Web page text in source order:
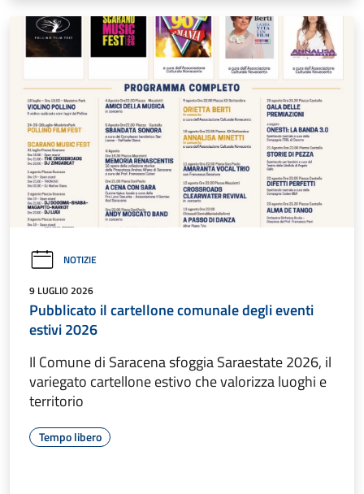
NOTIZIE
9 LUGLIO 2026
Pubblicato il cartellone comunale degli eventi
estivi 2026
Il Comune di Saracena sfoggia Saraestate 2026, il
variegato cartellone estivo che valorizza luoghi e
territorio
Tempo libero